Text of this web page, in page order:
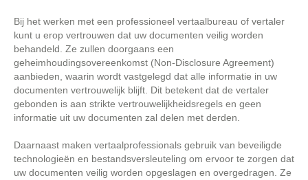
Bij het werken met een professioneel vertaalbureau of vertaler
kunt u erop vertrouwen dat uw documenten veilig worden
behandeld. Ze zullen doorgaans een
geheimhoudingsovereenkomst (Non-Disclosure Agreement)
aanbieden, waarin wordt vastgelegd dat alle informatie in uw
documenten vertrouwelijk blijft. Dit betekent dat de vertaler
gebonden is aan strikte vertrouwelijkheidsregels en geen
informatie uit uw documenten zal delen met derden.
Daarnaast maken vertaalprofessionals gebruik van beveiligde
technologieën en bestandsversleuteling om ervoor te zorgen dat
uw documenten veilig worden opgeslagen en overgedragen. Ze